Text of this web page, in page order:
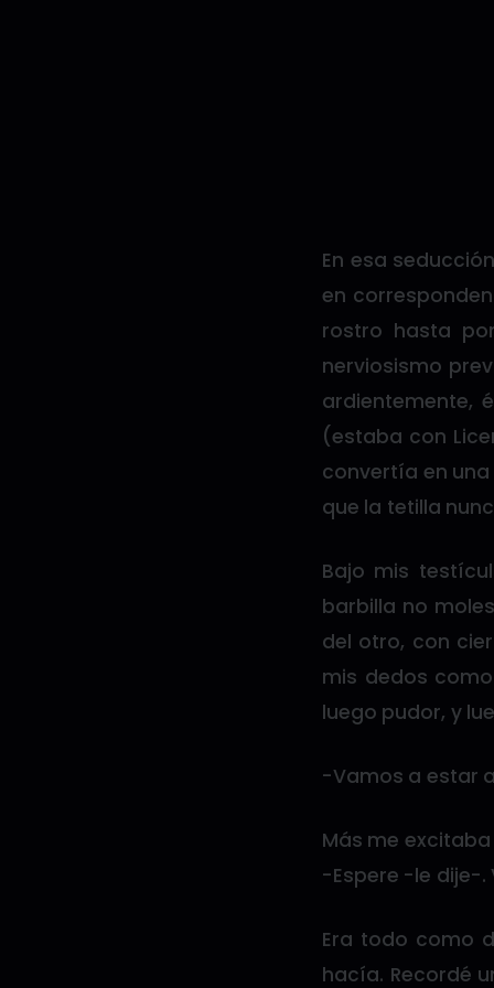
En esa
en
rostro hasta
nerviosismo
ardientemente,
(estaba con
convertía en
que la tetilla
Bajo mis
barbilla no
del otro, con
mis dedos
luego pudor, y
-Vamos a estar
Más me
-Espere -le dije-.
Era todo como
hacía. Recordé